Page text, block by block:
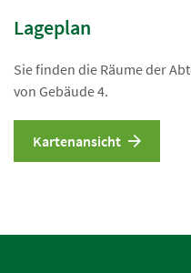
Lageplan
Sie finden die Räume der
von Gebäude 4.
Kartenansicht